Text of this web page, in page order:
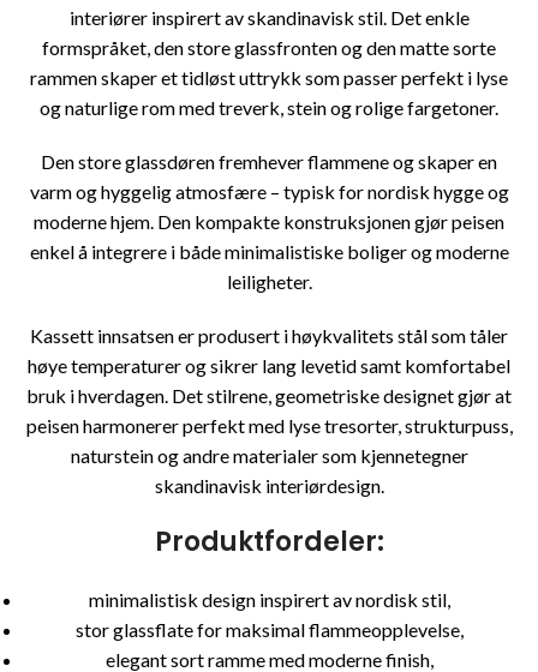
interiører inspirert av skandinavisk stil. Det enkle
formspråket, den store glassfronten og den matte sorte
rammen skaper et tidløst uttrykk som passer perfekt i lyse
og naturlige rom med treverk, stein og rolige fargetoner.
Den store glassdøren fremhever flammene og skaper en
varm og hyggelig atmosfære – typisk for nordisk hygge og
moderne hjem. Den kompakte konstruksjonen gjør peisen
enkel å integrere i både minimalistiske boliger og moderne
leiligheter.
Kassett innsatsen er produsert i høykvalitets stål som tåler
høye temperaturer og sikrer lang levetid samt komfortabel
bruk i hverdagen. Det stilrene, geometriske designet gjør at
peisen harmonerer perfekt med lyse tresorter, strukturpuss,
naturstein og andre materialer som kjennetegner
skandinavisk interiørdesign.
Produktfordeler:
minimalistisk design inspirert av nordisk stil,
stor glassflate for maksimal flammeopplevelse,
elegant sort ramme med moderne finish,